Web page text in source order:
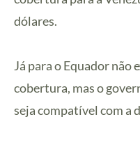
dólares.
Já para o Equador
cobertura, mas o
seja compatível com a